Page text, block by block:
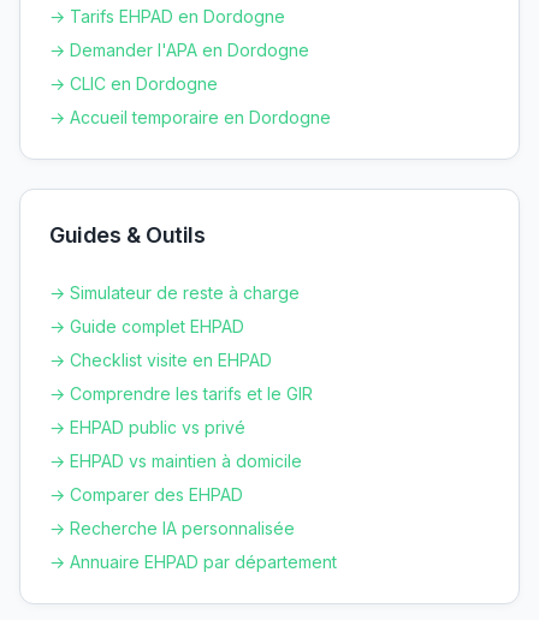
→ Tarifs EHPAD en Dordogne
→ Demander l'APA en Dordogne
→ CLIC en Dordogne
→ Accueil temporaire en Dordogne
Guides & Outils
→ Simulateur de reste à charge
→ Guide complet EHPAD
→ Checklist visite en EHPAD
→ Comprendre les tarifs et le GIR
→ EHPAD public vs privé
→ EHPAD vs maintien à domicile
→ Comparer des EHPAD
→ Recherche IA personnalisée
→ Annuaire EHPAD par département